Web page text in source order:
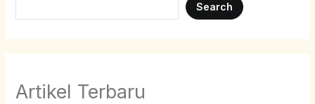
Search
Artikel Terbaru